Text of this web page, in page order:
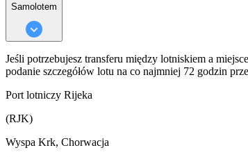
Samolotem
Jeśli potrzebujesz transferu między lotniskiem a
podanie szczegółów lotu na co najmniej 72 godzin
Port lotniczy Rijeka
(RJK)
Wyspa Krk, Chorwacja